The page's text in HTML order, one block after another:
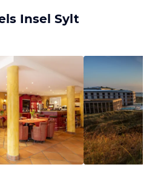
Insel Sylt